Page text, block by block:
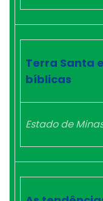
Terra Santa
bíblicas
Estado de